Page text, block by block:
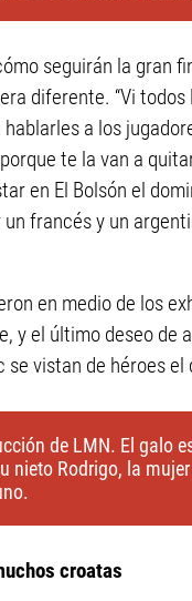
seguirán la gran
diferente. “Vi
a los
porque te la van a
en El Bolsón el
francés y un
en medio de los
y el último deseo de
se vistan de héroes el
de LMN. El galo
nieto Rodrigo, la
croatas